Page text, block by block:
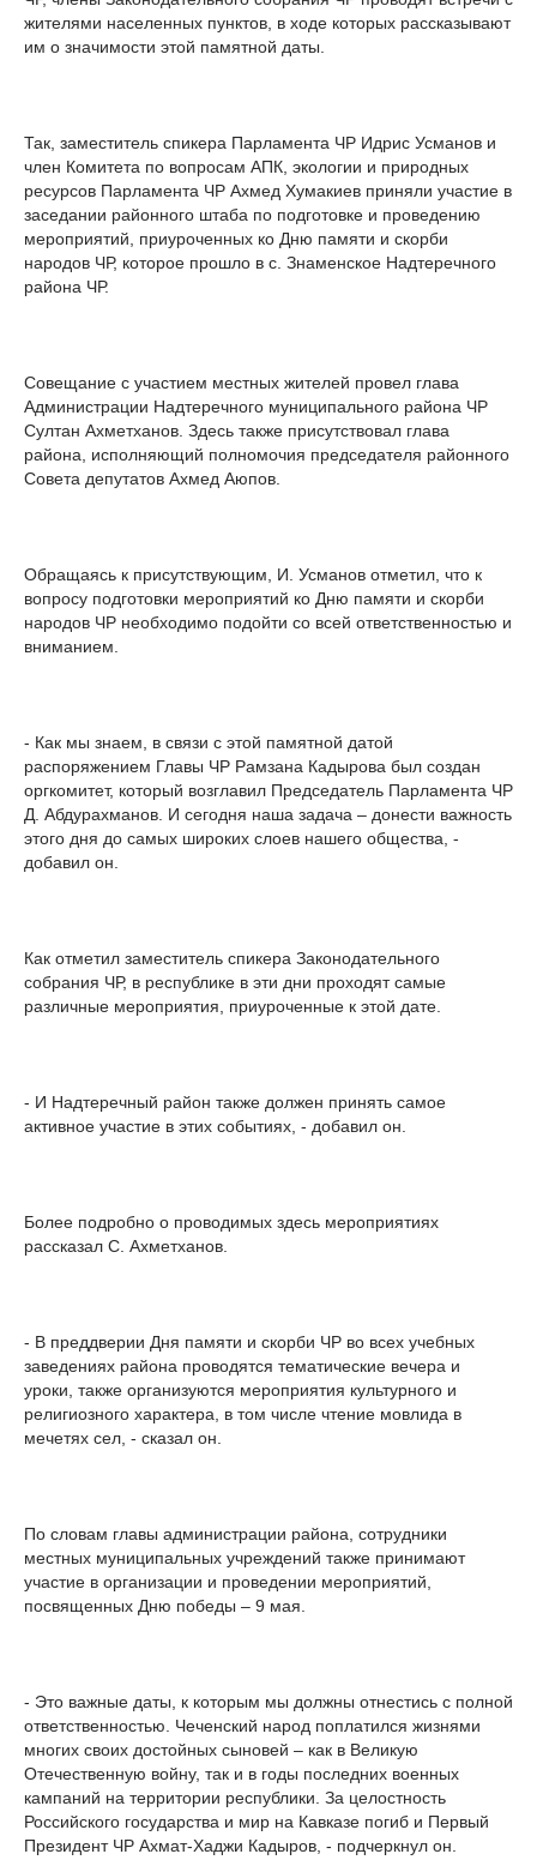
жителями населенных пунктов, в ходе которых рассказывают
им о значимости этой памятной даты.
Так, заместитель спикера Парламента ЧР Идрис Усманов и
член Комитета по вопросам АПК, экологии и природных
ресурсов Парламента ЧР Ахмед Хумакиев приняли участие в
заседании районного штаба по подготовке и проведению
мероприятий, приуроченных ко Дню памяти и скорби
народов ЧР, которое прошло в с. Знаменское Надтеречного
района ЧР.
Совещание с участием местных жителей провел глава
Администрации Надтеречного муниципального района ЧР
Султан Ахметханов. Здесь также присутствовал глава
района, исполняющий полномочия председателя районного
Совета депутатов Ахмед Аюпов.
Обращаясь к присутствующим, И. Усманов отметил, что к
вопросу подготовки мероприятий ко Дню памяти и скорби
народов ЧР необходимо подойти со всей ответственностью и
вниманием.
- Как мы знаем, в связи с этой памятной датой
распоряжением Главы ЧР Рамзана Кадырова был создан
оргкомитет, который возглавил Председатель Парламента ЧР
Д. Абдурахманов. И сегодня наша задача – донести важность
этого дня до самых широких слоев нашего общества, -
добавил он.
Как отметил заместитель спикера Законодательного
собрания ЧР, в республике в эти дни проходят самые
различные мероприятия, приуроченные к этой дате.
- И Надтеречный район также должен принять самое
активное участие в этих событиях, - добавил он.
Более подробно о проводимых здесь мероприятиях
рассказал С. Ахметханов.
- В преддверии Дня памяти и скорби ЧР во всех учебных
заведениях района проводятся тематические вечера и
уроки, также организуются мероприятия культурного и
религиозного характера, в том числе чтение мовлида в
мечетях сел, - сказал он.
По словам главы администрации района, сотрудники
местных муниципальных учреждений также принимают
участие в организации и проведении мероприятий,
посвященных Дню победы – 9 мая.
- Это важные даты, к которым мы должны отнестись с полной
ответственностью. Чеченский народ поплатился жизнями
многих своих достойных сыновей – как в Великую
Отечественную войну, так и в годы последних военных
кампаний на территории республики. За целостность
Российского государства и мир на Кавказе погиб и Первый
Президент ЧР Ахмат-Хаджи Кадыров, - подчеркнул он.